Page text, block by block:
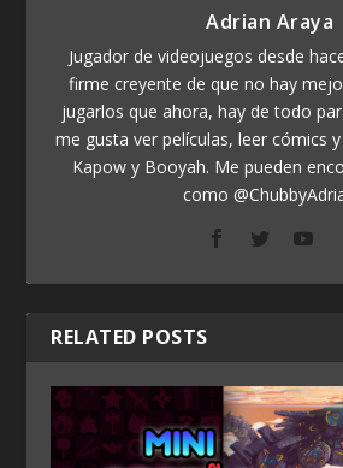
Adrian Araya
Jugador de videojuegos desde
firme creyente de que no hay
jugarlos que ahora, hay de todo
me gusta ver películas, leer cómics
Kapow y Booyah. Me pueden
como
RELATED POSTS